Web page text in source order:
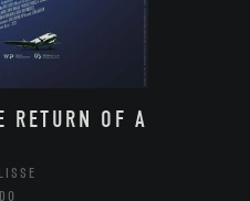
RETURN OF A